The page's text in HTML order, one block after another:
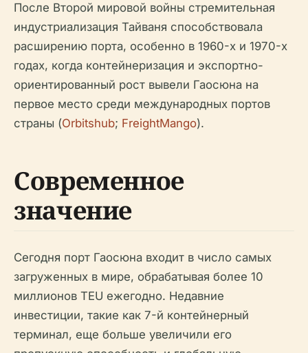
После Второй мировой войны стремительная
индустриализация Тайваня способствовала
расширению порта, особенно в 1960-х и 1970-х
годах, когда контейнеризация и экспортно-
ориентированный рост вывели Гаосюна на
первое место среди международных портов
страны (Orbitshub; FreightMango).
Современное
значение
Сегодня порт Гаосюна входит в число самых
загруженных в мире, обрабатывая более 10
миллионов TEU ежегодно. Недавние
инвестиции, такие как 7-й контейнерный
терминал, еще больше увеличили его